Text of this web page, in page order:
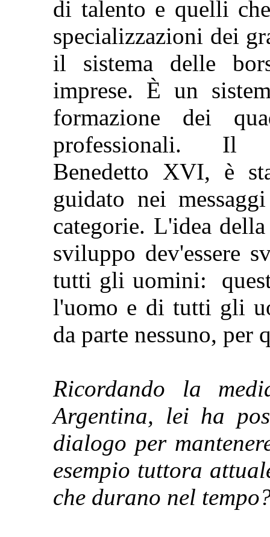
di talento e quelli
specializzazioni dei
il sistema delle
imprese. È un
formazione dei
professionali. Il
Benedetto XVI, è
guidato nei
categorie. L'idea
sviluppo dev'essere
tutti gli uomini:
l'uomo e di tutti gli
da parte nessuno, per
Ricordando la
Argentina, lei ha
dialogo per
esempio tuttora
che durano nel